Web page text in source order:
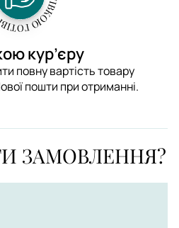
кур’єру
повну вартість товару
пошти при отриманні.
ЗАМОВЛЕННЯ?